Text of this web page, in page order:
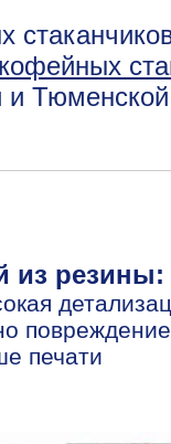
из резины:
печати